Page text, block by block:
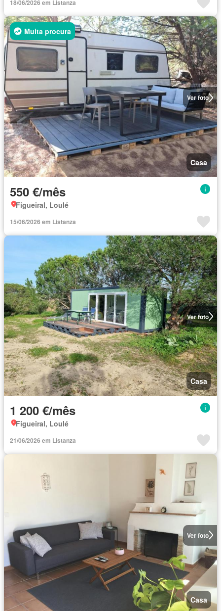
18/06/2026 em Listanza
Ver foto
Muita procura
Casa
550 €/mês
Figueiral, Loulé
15/06/2026 em Listanza
Ver foto
Casa
1 200 €/mês
Figueiral, Loulé
21/06/2026 em Listanza
Ver foto
Casa